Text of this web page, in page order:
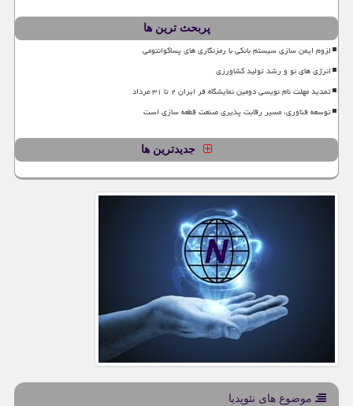
پربحث ترین ها
لزوم ایمن سازی سیستم بانکی با رمزنگاری های پساکوانتومی
انرژی های نو و رشد تولید کشاورزی
تمدید مهلت نام نویسی دومین نمایشگاه فر ایران ۲ تا ۳۱ مرداد
توسعه فناوری، مسیر رقابت پذیری صنعت قطعه سازی است
جدیدترین ها
موضوع های نئوپدیا